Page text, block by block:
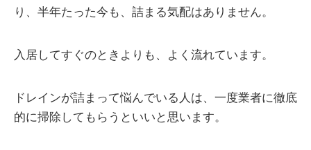
り、半年たった今も、詰まる気配はありません。
入居してすぐのときよりも、よく流れています。
ドレインが詰まって悩んでいる人は、一度業者に徹底
的に掃除してもらうといいと思います。